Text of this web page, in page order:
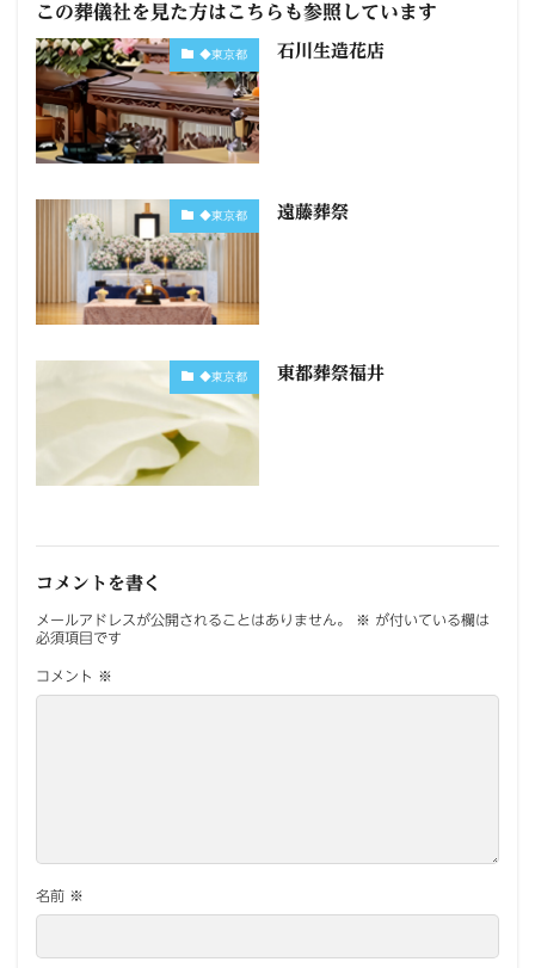
この葬儀社を見た方はこちらも参照しています
◆東京都 石川生造花店
◆東京都 遠藤葬祭
◆東京都 東都葬祭福井
コメントを書く
メールアドレスが公開されることはありません。 ※ が付いている欄は
必須項目です
コメント ※
名前 ※